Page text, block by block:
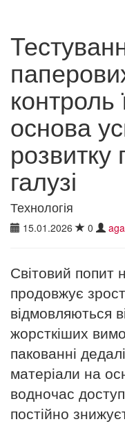
контроль
основа
розвитку
галузі
Технологія
15.01.2026 0
Світовий попит
продовжує
відмовляються
жорсткіших
пакованні
матеріали на
водночас
постійно